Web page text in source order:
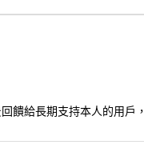
饋給長期支持本人的用戶